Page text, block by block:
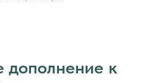
дополнение к